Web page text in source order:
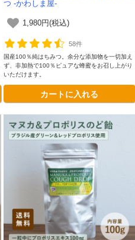
つ -かわしま屋-
1,980円(税込)
58件
国産100％純はちみつ。余分な添加物を一切加え
ず、非加熱で100％ピュアな蜂蜜をお召し上がり
いただけます。
カートに入れる